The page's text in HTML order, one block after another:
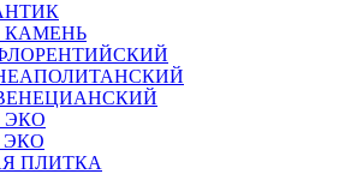
КАМЕНЬ
ЭКО
ЭКО
ПЛИТКА